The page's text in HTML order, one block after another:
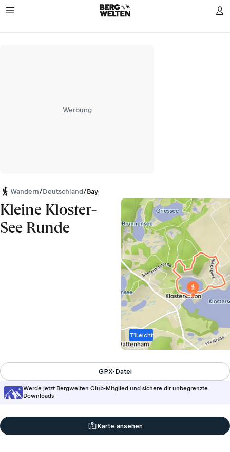
Werbung
Wandern/Deutschland/Bayern
Kleine Kloster-
See Runde
T1Leicht
Werde jetzt Bergwelten Club-Mitglied und sichere dir unbegrenzte
Downloads
GPX-Datei
Karte ansehen